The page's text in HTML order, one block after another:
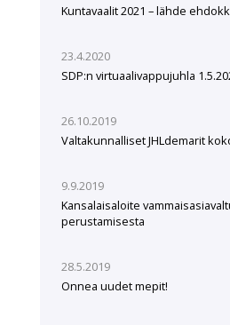
Kuntavaalit 2021 – lähde
23.4.2020
SDP:n virtuaalivappujuhla
26.10.2019
Valtakunnalliset JHLdemarit
9.9.2019
Kansalaisaloite
perustamisesta
28.5.2019
Onnea uudet mepit!